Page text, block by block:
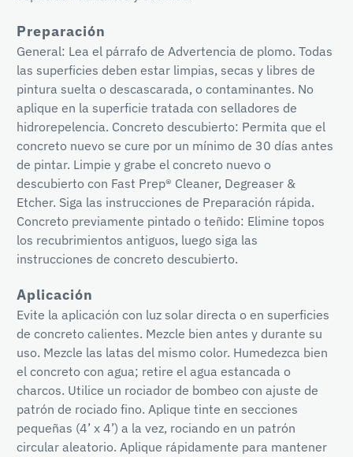
Preparación
General: Lea el párrafo de Advertencia de plomo. Todas
las superficies deben estar limpias, secas y libres de
pintura suelta o descascarada, o contaminantes. No
aplique en la superficie tratada con selladores de
hidrorepelencia. Concreto descubierto: Permita que el
concreto nuevo se cure por un mínimo de 30 días antes
de pintar. Limpie y grabe el concreto nuevo o
descubierto con Fast Prep® Cleaner, Degreaser &
Etcher. Siga las instrucciones de Preparación rápida.
Concreto previamente pintado o teñido: Elimine topos
los recubrimientos antiguos, luego siga las
instrucciones de concreto descubierto.
Aplicación
Evite la aplicación con luz solar directa o en superficies
de concreto calientes. Mezcle bien antes y durante su
uso. Mezcle las latas del mismo color. Humedezca bien
el concreto con agua; retire el agua estancada o
charcos. Utilice un rociador de bombeo con ajuste de
patrón de rociado fino. Aplique tinte en secciones
pequeñas (4’ x 4’) a la vez, rociando en un patrón
circular aleatorio. Aplique rápidamente para mantener